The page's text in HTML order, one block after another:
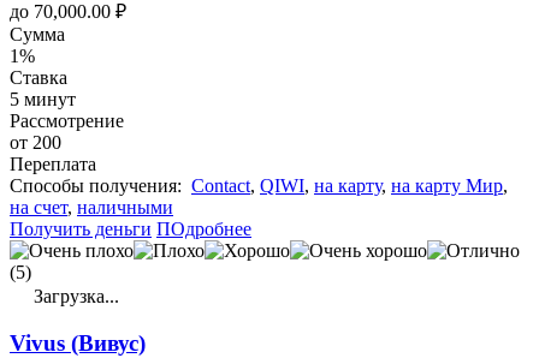
до 70,000.00 ₽
Сумма
1%
Ставка
5 минут
Рассмотрение
от 200
Переплата
Cпособы получения: Contact, QIWI, на карту, на карту Мир,
на счет, наличными
Получить деньги ПОдробнее
(5)
Загрузка...
Vivus (Вивус)